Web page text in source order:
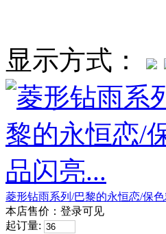
显示方式：
菱形钻雨系列/巴黎的永恒恋/保
本店售价： 登录可见
起订量: